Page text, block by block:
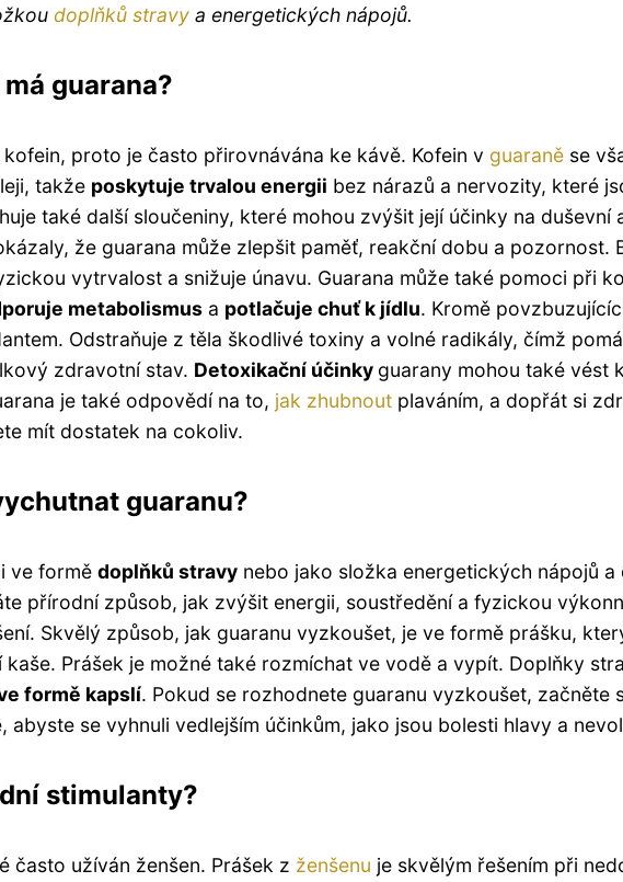
doplňků stravy a energetických nápojů.
guarana?
kofein, proto je často přirovnávána ke kávě. Kofein v guaraně se
takže poskytuje trvalou energii bez nárazů a nervozity, které
také další sloučeniny, které mohou zvýšit její účinky na duševní
že guarana může zlepšit paměť, reakční dobu a pozornost.
vytrvalost a snižuje únavu. Guarana může také pomoci při
metabolismus a potlačuje chuť k jídlu. Kromě
Odstraňuje z těla škodlivé toxiny a volné radikály, čímž
zdravotní stav. Detoxikační účinky guarany mohou také vést
je také odpovědí na to, jak zhubnout plaváním, a dopřát si
mít dostatek na cokoliv.
guaranu?
ve formě doplňků stravy nebo jako složka energetických nápojů a
přírodní způsob, jak zvýšit energii, soustředění a fyzickou
Skvělý způsob, jak guaranu vyzkoušet, je ve formě prášku,
Prášek je možné také rozmíchat ve vodě a vypít. Doplňky
formě kapslí. Pokud se rozhodnete guaranu vyzkoušet, začněte
abyste se vyhnuli vedlejším účinkům, jako jsou bolesti hlavy a
stimulanty?
často užíván ženšen. Prášek z ženšenu je skvělým řešením při